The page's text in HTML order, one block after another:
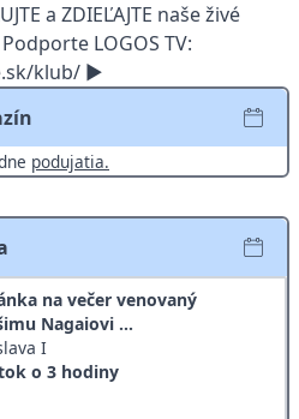
a ZDIEĽAJTE naše živé
LOGOS TV:
klub/ ►
podujatia.
na večer venovaný
Nagaiovi ...
I
o 3 hodiny